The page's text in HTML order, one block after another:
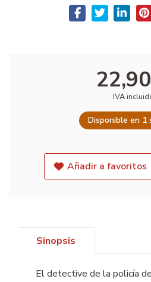
IVA
Disponible en 1
Añadir a favoritos
Sinopsis
El detective de la policía